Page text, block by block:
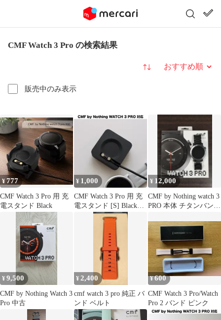
CMF Watch 3 Pro の検索結果
販売中のみ表示
並び替え
¥777
CMF Watch 3 Pro 用 充
電スタンド Black
¥ 1,000
CMF Watch 3 Pro 用 充
電スタンド [S] Black
¥ 12,000
CMF by Nothing watch 3
PRO 本体 チタンバンド
¥9,500
CMF by Nothing Watch 3
Pro 中古
¥ 2,400
cmf watch 3 pro 純正 バ
ンド ベルト
¥600
CMF Watch 3 Pro/Watch
Pro 2 バンド ピンク